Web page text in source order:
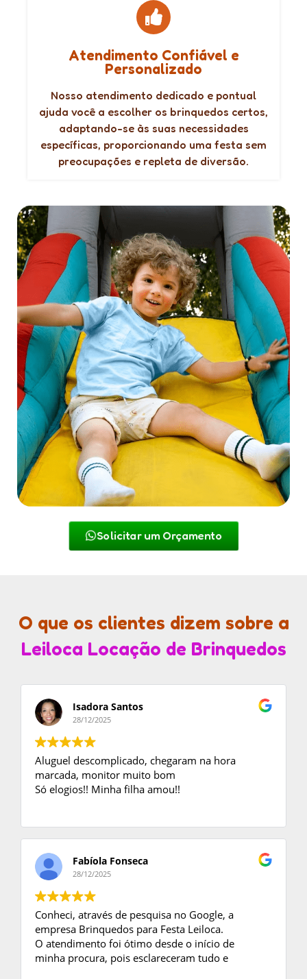
Atendimento Confiável e
Personalizado
Nosso atendimento dedicado e pontual
ajuda você a escolher os brinquedos certos,
adaptando-se às suas necessidades
específicas, proporcionando uma festa sem
preocupações e repleta de diversão.
Solicitar um Orçamento
O que os clientes dizem sobre a
Leiloca Locação de Brinquedos
Isadora Santos
28/12/2025
Aluguel descomplicado, chegaram na hora
marcada, monitor muito bom
Só elogios!! Minha filha amou!!
Fabíola Fonseca
28/12/2025
Conheci, através de pesquisa no Google, a
empresa Brinquedos para Festa Leiloca.
O atendimento foi ótimo desde o início de
minha procura, pois esclareceram tudo e